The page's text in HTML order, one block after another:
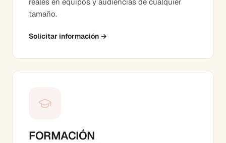
tamaño.
Solicitar información →
FORMACIÓN